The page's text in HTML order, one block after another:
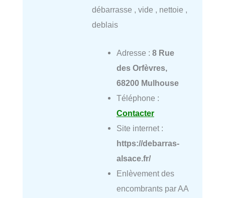
débarrasse , vide , nettoie ,
deblais
Adresse : 8 Rue
des Orfèvres,
68200 Mulhouse
Téléphone :
Contacter
Site internet :
https://debarras-
alsace.fr/
Enlèvement des
encombrants par AA